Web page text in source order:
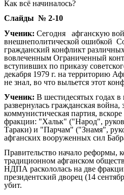
Как всё начиналось?
Слайды № 2-10
Ученик: Сегодня афганскую
внешнеполитической ошибкой
гражданский конфликт
вовлеченным Ограниченный
вступивших по приказу
декабря 1979 г. на территорию
не знал, во что выльется этот
Ученик: В шестидесятых годах в
развернулась гражданская война,
коммунистическая партия,
фракции: "Хальк" ("Народ",
Тараки) и "Парчам" ("Знамя",
афганских вооруженных сил
Правительство начало реформы,
традиционном афганском
НДПА раскололась на две
президентский дворец (14
убит.